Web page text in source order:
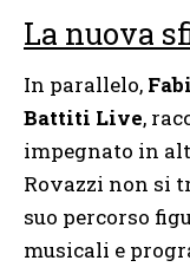
La nuova
In parallelo,
Battiti Live,
impegnato in
Rovazzi non si
suo percorso
musicali e